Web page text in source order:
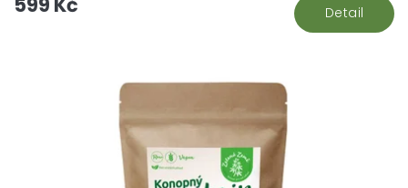
Detail